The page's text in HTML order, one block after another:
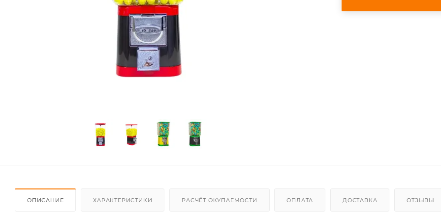
ОПИСАНИЕ ХАРАКТЕРИСТИКИ РАСЧЁТ ОКУПАЕМОСТИ ОПЛАТА ДОСТАВКА ОТЗЫВЫ